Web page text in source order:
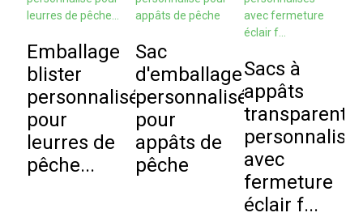
Emballage
blister
personnalisé
pour
leurres de
pêche...
Sac
d'emballage
personnalisé
pour
appâts de
pêche
Sacs à
appâts
transparents
avec
fermeture
éclair f...